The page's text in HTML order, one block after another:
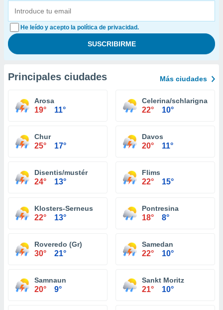
He leído y acepto la política de privacidad.
Principales ciudades Más ciudades
Arosa
19° 11°
Celerina/schlarigna
22° 10°
Chur
25° 17°
Davos
20° 11°
Disentis/mustér
24° 13°
Flims
22° 15°
Klosters-Serneus
22° 13°
Pontresina
18° 8°
Roveredo (Gr)
30° 21°
Samedan
22° 10°
Samnaun
20° 9°
Sankt Moritz
21° 10°